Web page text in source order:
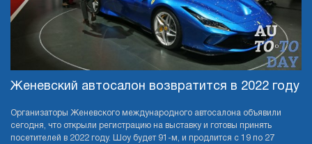
Женевский автосалон возвратится в 2022 году
Организаторы Женевского международного автосалона объявили
сегодня, что открыли регистрацию на выставку и готовы принять
посетителей в 2022 году. Шоу будет 91-м, и продлится с 19 по 27